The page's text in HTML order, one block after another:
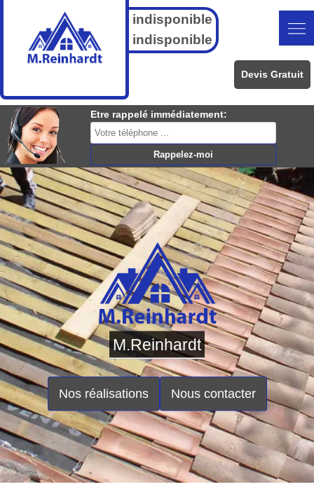
indisponible
indisponible
Devis Gratuit
Etre rappelé immédiatement:
M.Reinhardt
Nos réalisations Nous contacter